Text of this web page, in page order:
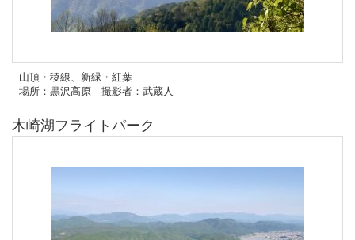
山頂・稜線、新緑・紅葉
場所：黒沢高原 撮影者：武蔵人
木崎湖フライトパーク